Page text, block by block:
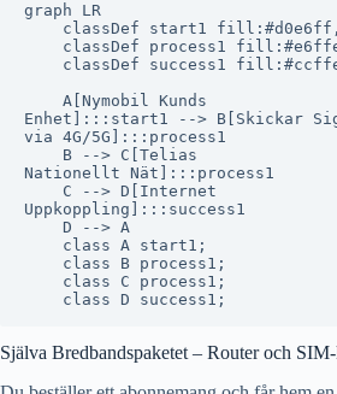
graph LR
classDef start1
classDef process1
classDef success1
    A[Nymobil Kunds
Enhet]:::start1 --> B[Skickar
via 4G/5G]:::process1
    B --> C[Telias
Nationellt Nät]:::process1
    C --> D[Internet
Uppkoppling]:::success1
    D --> A
    class A start1;
    class B process1;
    class C process1;
Själva Bredbandspaketet – Router och